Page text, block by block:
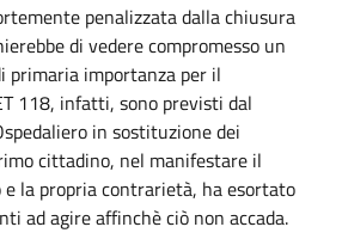
penalizzata dalla chiusura
di vedere compromesso un
primaria importanza per il
118, infatti, sono previsti dal
in sostituzione dei
cittadino, nel manifestare il
la propria contrarietà, ha esortato
ad agire affinchè ciò non accada.